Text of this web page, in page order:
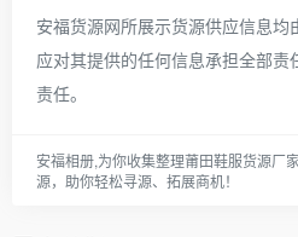
安福货源网所展示货源供应信息
应对其提供的任何信息承担全部
责任。
安福相册,为你收集整理莆田鞋服货源厂
源，助你轻松寻源、拓展商机！